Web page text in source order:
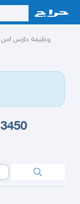
وظيفة حارس امن